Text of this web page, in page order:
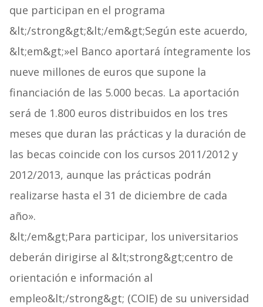
que participan en el programa
&lt;/strong&gt;&lt;/em&gt;Según este acuerdo,
&lt;em&gt;»el Banco aportará íntegramente los
nueve millones de euros que supone la
financiación de las 5.000 becas. La aportación
será de 1.800 euros distribuidos en los tres
meses que duran las prácticas y la duración de
las becas coincide con los cursos 2011/2012 y
2012/2013, aunque las prácticas podrán
realizarse hasta el 31 de diciembre de cada
año».
&lt;/em&gt;Para participar, los universitarios
deberán dirigirse al &lt;strong&gt;centro de
orientación e información al
empleo&lt;/strong&gt; (COIE) de su universidad